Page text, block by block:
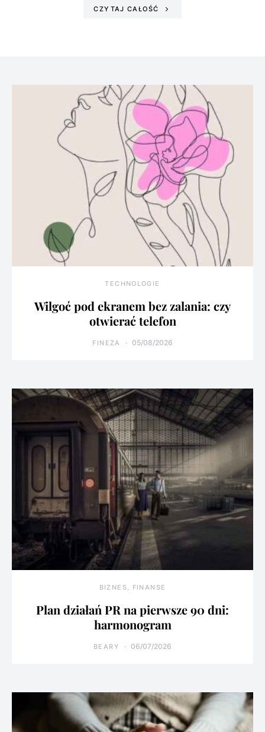
CZYTAJ CAŁOŚĆ
TECHNOLOGIE
Wilgoć pod ekranem bez zalania: czy
otwierać telefon
FINEZA 05/08/2026
BIZNES, FINANSE
Plan działań PR na pierwsze 90 dni:
harmonogram
BEARY 06/07/2026